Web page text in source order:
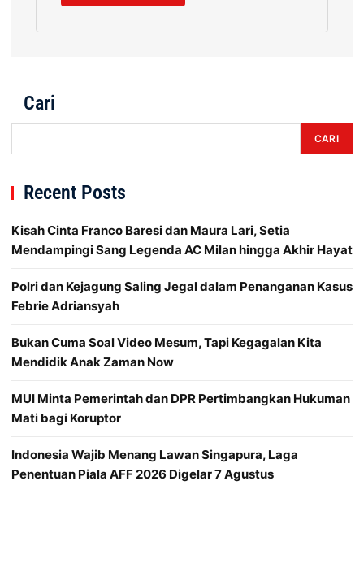
Cari
CARI
Recent Posts
Kisah Cinta Franco Baresi dan Maura Lari, Setia
Mendampingi Sang Legenda AC Milan hingga Akhir Hayat
Polri dan Kejagung Saling Jegal dalam Penanganan Kasus
Febrie Adriansyah
Bukan Cuma Soal Video Mesum, Tapi Kegagalan Kita
Mendidik Anak Zaman Now
MUI Minta Pemerintah dan DPR Pertimbangkan Hukuman
Mati bagi Koruptor
Indonesia Wajib Menang Lawan Singapura, Laga
Penentuan Piala AFF 2026 Digelar 7 Agustus